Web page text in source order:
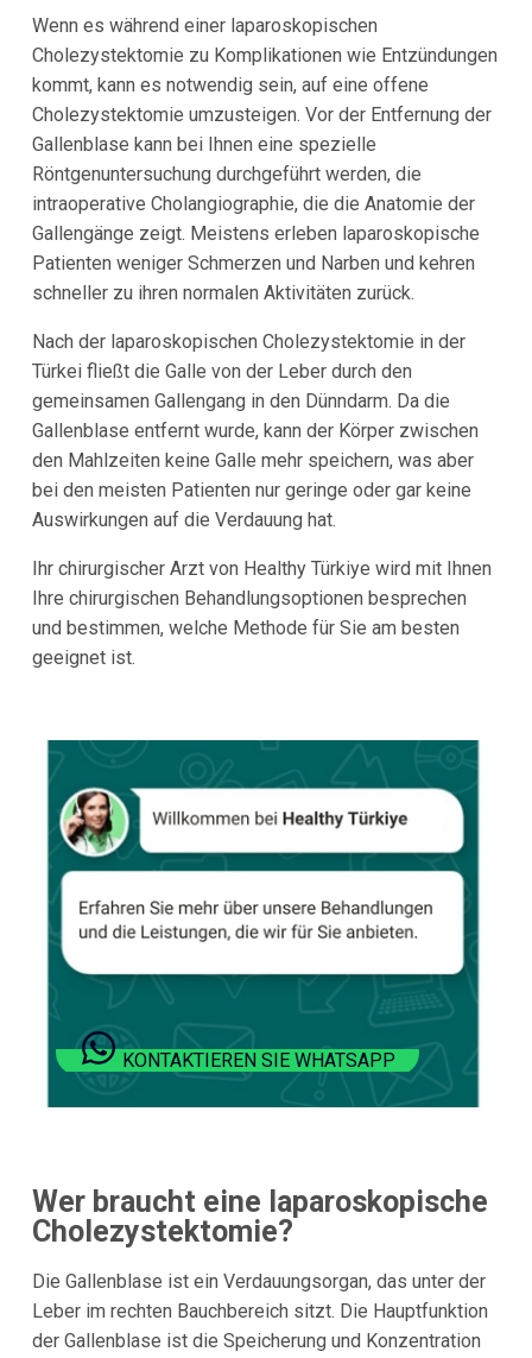
Wenn es während einer laparoskopischen
Cholezystektomie zu Komplikationen wie Entzündungen
kommt, kann es notwendig sein, auf eine offene
Cholezystektomie umzusteigen. Vor der Entfernung der
Gallenblase kann bei Ihnen eine spezielle
Röntgenuntersuchung durchgeführt werden, die
intraoperative Cholangiographie, die die Anatomie der
Gallengänge zeigt. Meistens erleben laparoskopische
Patienten weniger Schmerzen und Narben und kehren
schneller zu ihren normalen Aktivitäten zurück.
Nach der laparoskopischen Cholezystektomie in der
Türkei fließt die Galle von der Leber durch den
gemeinsamen Gallengang in den Dünndarm. Da die
Gallenblase entfernt wurde, kann der Körper zwischen
den Mahlzeiten keine Galle mehr speichern, was aber
bei den meisten Patienten nur geringe oder gar keine
Auswirkungen auf die Verdauung hat.
Ihr chirurgischer Arzt von Healthy Türkiye wird mit Ihnen
Ihre chirurgischen Behandlungsoptionen besprechen
und bestimmen, welche Methode für Sie am besten
geeignet ist.
KONTAKTIEREN SIE WHATSAPP
Wer braucht eine laparoskopische
Cholezystektomie?
Die Gallenblase ist ein Verdauungsorgan, das unter der
Leber im rechten Bauchbereich sitzt. Die Hauptfunktion
der Gallenblase ist die Speicherung und Konzentration